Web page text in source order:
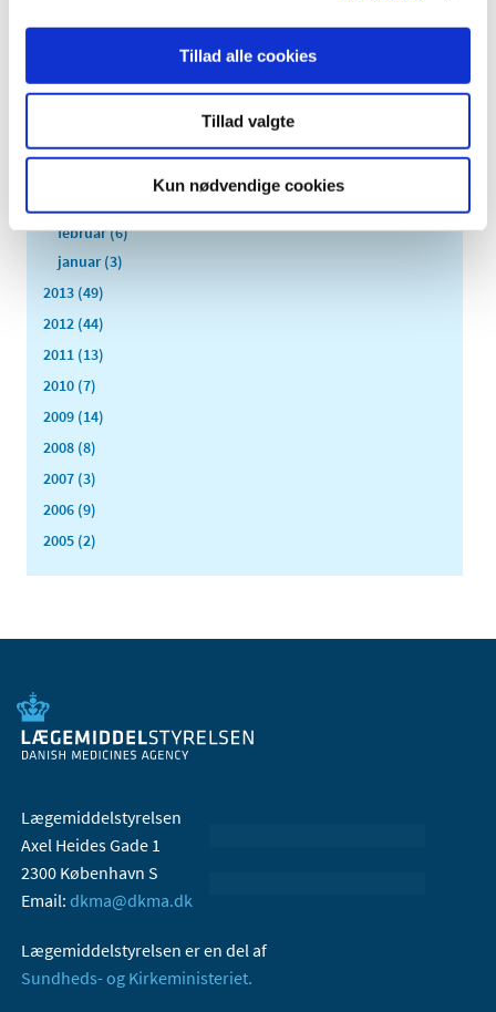
Tillad alle cookies
Tillad valgte
Kun nødvendige cookies
september (7)
juli (2)
maj (2)
februar (6)
januar (3)
2013 (49)
2012 (44)
2011 (13)
2010 (7)
2009 (14)
2008 (8)
2007 (3)
2006 (9)
2005 (2)
Lægemiddelstyrelsen
Axel Heides Gade 1
2300 København S
Email: dkma@dkma.dk
Lægemiddelstyrelsen er en del af
Sundheds- og Kirkeministeriet.